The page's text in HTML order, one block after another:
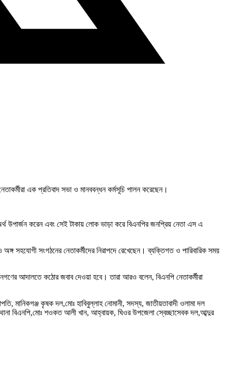
এক প্রতিবাদ সভা ও মানববন্ধন কর্মসূচি পালন করেছেন।
উপার্জন করেন এবং সেই টাকায় লোক ভাড়া করে বিএনপির জনপ্রিয় নেতা এস এ
সহযোগী সংগঠনের নেতাকর্মীদের নিরাপদে রেখেছেন। ব্যক্তিগত ও পারিবারিক সময়
আদালতে কঠোর জবাব দেওয়া হবে। তারা আরও বলেন, বিএনপি নেতাকর্মীরা
মানিকগঞ্জ কৃষক দল,মোঃ হাবিবুল্লাহ নোমানী, সদস্য, জাতীয়তাবাদী ওলামা দল
বিএনপি,মোঃ শওকত আলী খান, আহ্বায়ক, ঘিওর উপজেলা স্বেচ্ছাসেবক দল,আব্দুর